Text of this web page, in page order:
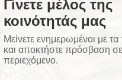
Επιπλέον